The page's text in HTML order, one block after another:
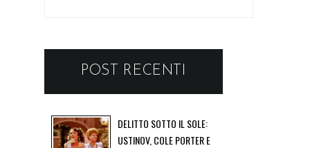
POST RECENTI
DELITTO SOTTO IL SOLE:
USTINOV, COLE PORTER E